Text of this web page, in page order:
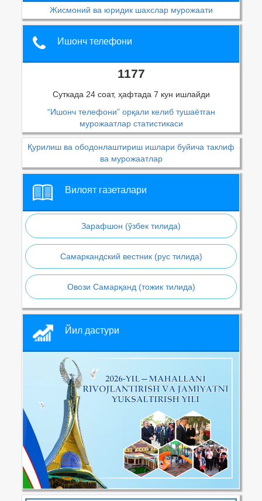
Жисмоний ва юридик шахслар мурожаати
Ишонч телефони
1177
Суткада 24 соат, ҳафтада 7 кун ишлайди
“Ишонч телефони” орқали келиб тушаётган
мурожаатлар статистикаси
Қурилиш ва ободонлаштириш ишлари буйича таклиф
ва мурожаатлар
Вилоят газеталари
Зарафшон (ўзбек тилида)
Самаркандский вестник (рус тилида)
Овози Самарқанд (тожик тилида)
Йил дастури